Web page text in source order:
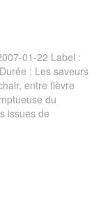
01-22 Label :
: Les saveurs
entre fièvre
du
issues de